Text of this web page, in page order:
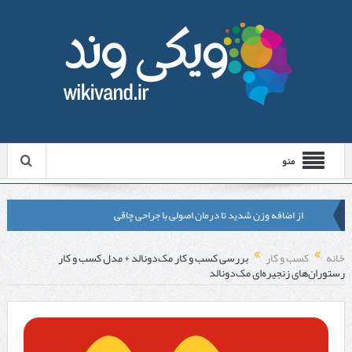
منو
از اضافه وزن شدید تا درمان اصولی با جراحی چاقی
لیزر موهای زائد شاتی یا رولی؟ مقایسه لیزرهای واقعی با شبه‌ لیزر در
مشهد
قبل از تماس با تعمیرکار ماشین ظرفشویی وستینگهاوس این موارد را
خانه کسب و کار بررسی کسب و کار مک‌دونالد + مدل کسب و کار
رستوران‌های زنجیره‌ای مک‌دونالد